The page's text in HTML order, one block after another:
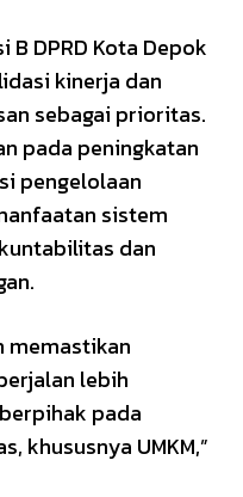
DPRD Kota Depok
kinerja dan
sebagai prioritas.
pada peningkatan
pengelolaan
sistem
dan
memastikan
lebih
pada
khususnya UMKM,”